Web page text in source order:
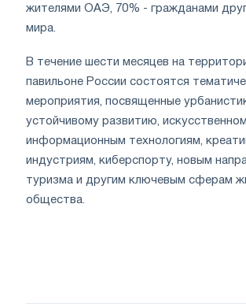
жителями ОАЭ, 70% - гражданами
мира.
В течение шести месяцев на
павильоне России состоятся
мероприятия, посвященные
устойчивому развитию,
информационным технологиям,
индустриям, киберспорту, новым
туризма и другим ключевым сферам
общества.